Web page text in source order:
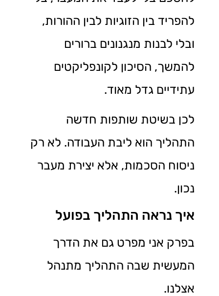
להפריד בין הזוגיות לבין ההורות,
ובלי לבנות מנגנונים ברורים
להמשך, הסיכון לקונפליקטים
עתידיים גדל מאוד.
לכן בשיטת שותפות חדשה
התהליך הוא ליבת העבודה. לא רק
ניסוח הסכמות, אלא יצירת מעבר
נכון.
איך נראה התהליך בפועל
בפרק אני מפרט גם את הדרך
המעשית שבה התהליך מתנהל
אצלנו.